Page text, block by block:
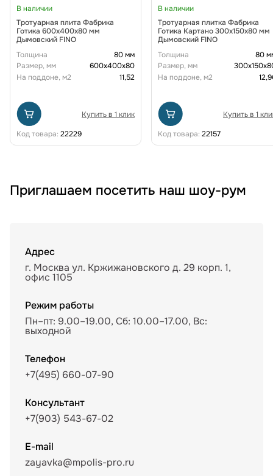
В наличии
Тротуарная плита Фабрика
Готика 600х400х80 мм
Дымовский FINO
Толщина
80 мм
Размер, мм
600х400х80
На поддоне, м2
11,52
Купить в 1 клик
Код товара: 22229
В наличии
Тротуарная плитка Фабрика
Готика Картано 300х150х80 мм
Дымовский FINO
Толщина
80
Размер, мм
На поддоне, м2
Купить в 1
Код товара: 22157
Приглашаем посетить наш шоу-рум
Адрес
г. Москва ул. Кржижановского д. 29 корп. 1,
офис 1105
Режим работы
Пн–пт: 9.00–19.00, Сб: 10.00–17.00, Вс:
выходной
Телефон
+7(495) 660-07-90
Консультант
+7(903) 543-67-02
E-mail
zayavka@mpolis-pro.ru